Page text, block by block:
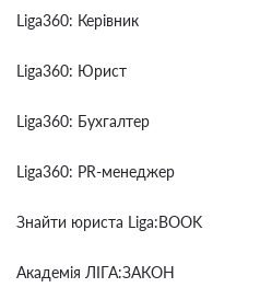
Liga360: Керівник
Liga360: Юрист
Liga360: Бухгалтер
Liga360: PR-менеджер
Знайти юриста Liga:BOOK
Академія ЛІГА:ЗАКОН